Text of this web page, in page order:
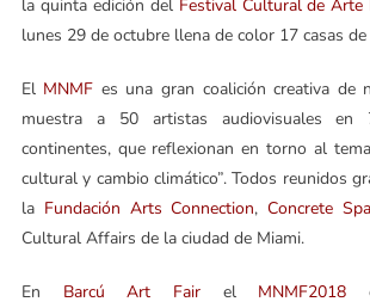
la quinta edición del Festival Cultural de Arte
lunes 29 de octubre llena de color 17 casas de
El MNMF es una gran coalición creativa de
muestra a 50 artistas audiovisuales
continentes, que reflexionan en torno al
cultural y cambio climático”. Todos reunidos
la Fundación Arts Connection,Concrete
Cultural Affairs de la ciudad de Miami.
En Barcú Art Fair el MNMF2018